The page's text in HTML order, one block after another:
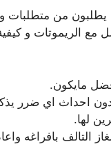
يطلبون من
مع الريموتات و
مايكون.
احداث اي ضرر
لها.
التالف بافراغه